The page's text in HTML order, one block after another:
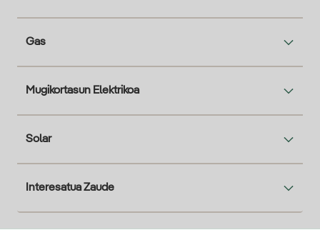
Gas
Mugikortasun Elektrikoa
Solar
Interesatua Zaude